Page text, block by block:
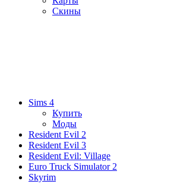
Скины
Sims 4
Купить
Моды
Resident Evil 2
Resident Evil 3
Resident Evil: Village
Euro Truck Simulator 2
Skyrim